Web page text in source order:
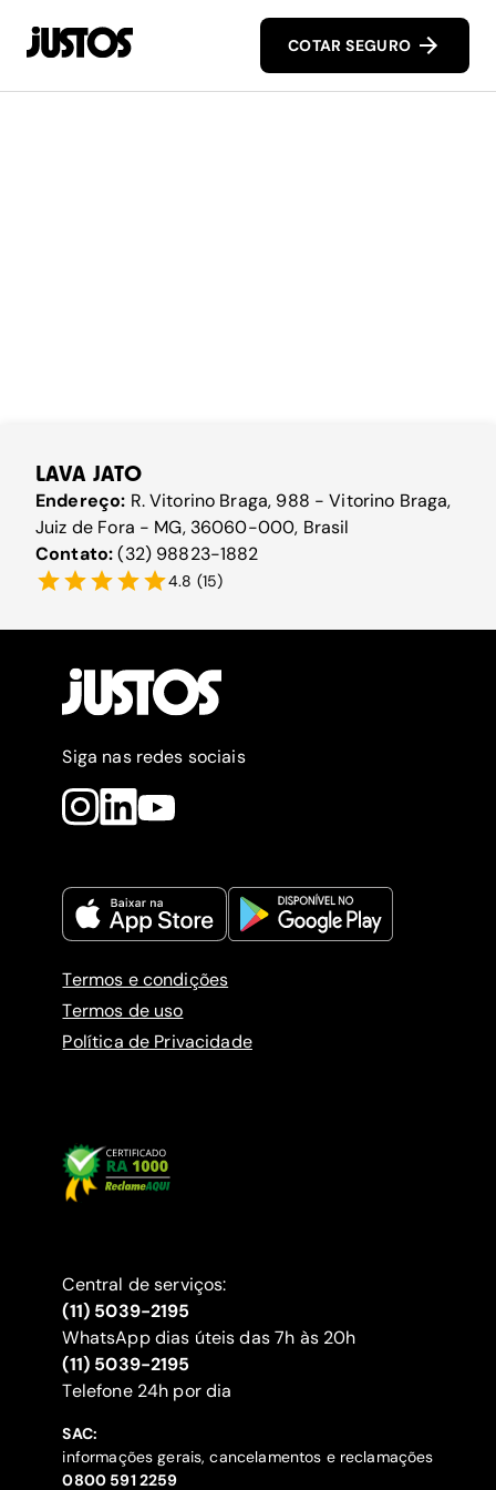
COTAR SEGURO
LAVA JATO
Endereço: R. Vitorino Braga, 988 - Vitorino Braga,
Juiz de Fora - MG, 36060-000, Brasil
Contato:(32) 98823-1882
4.8 (15)
Siga nas redes sociais
Termos e condições
Termos de uso
Política de Privacidade
Central de serviços:
(11) 5039-2195
WhatsApp dias úteis das 7h às 20h
(11) 5039-2195
‍Telefone 24h por dia
SAC:
informações gerais, cancelamentos e reclamações
‍0800 591 2259